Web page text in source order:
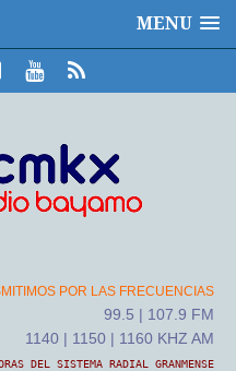
MENU
POR LAS FRECUENCIAS
99.5 | 107.9 FM
1140 | 1150 | 1160 KHZ AM
DEL SISTEMA RADIAL GRANMENSE